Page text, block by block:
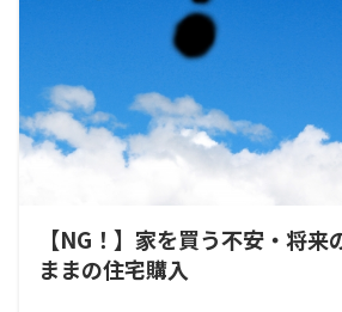
【NG！】家を買う不安・将来
ままの住宅購入